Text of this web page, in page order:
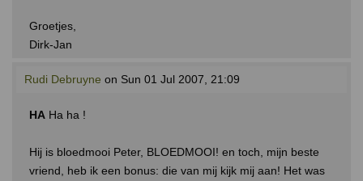
Groetjes,
Dirk-Jan
Rudi Debruyne on Sun 01 Jul 2007, 21:09
HA Ha ha !
Hij is bloedmooi Peter, BLOEDMOOI! en toch, mijn beste
vriend, heb ik een bonus: die van mij kijk mij aan! Het was